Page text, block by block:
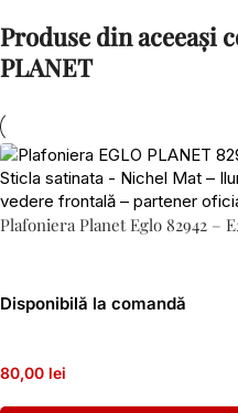
Produse din aceeași
PLANET
Plafoniera Planet Eglo 82942 –
Disponibilă la comandă
80,00 lei